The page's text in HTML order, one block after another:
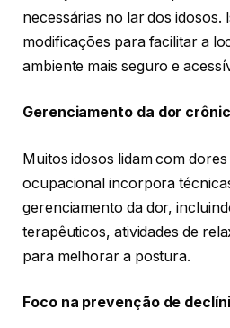
necessárias no lar dos idosos.
modificações para facilitar a
ambiente mais seguro e
Gerenciamento da dor
Muitos idosos lidam com
ocupacional incorpora
gerenciamento da dor,
terapêuticos, atividades de
para melhorar a postura.
Foco na prevenção de